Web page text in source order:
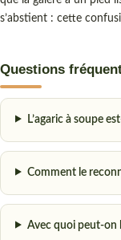
s’abstient : cette
Questions
L’agaric à soupe
Comment le
Avec quoi peut-on